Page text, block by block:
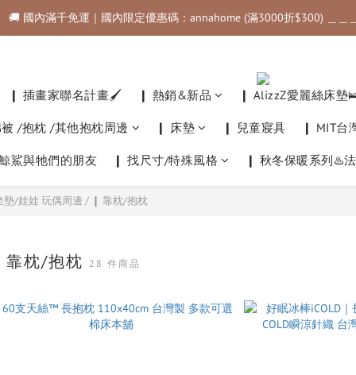
🚚 國內滿千免運｜國內限定優惠碼：annahome (滿3000折$300) ＿＿
🚚 國內滿千免運｜國內限定優惠碼：annahome (滿3000折$300) ＿＿
🚚 國內滿千免運｜國內限定優惠碼：annahome (滿3000折$300) ＿＿
❙ 插畫家聯名計畫🖌️ ❙ 熱銷&新品 ❙ AlizzZ愛麗絲床墊
/抱枕 /其他抱枕周邊 ❙ 床墊 ❙ 兒童寢具 ❙ MIT台
鯊與牠們的朋友 ❙ 找尺寸/特殊風格 ❙ 秋冬保暖系列♨️
墊/娃娃 玩偶周邊 / ❙ 靠枕/抱枕
靠枕/抱枕 28 件商品